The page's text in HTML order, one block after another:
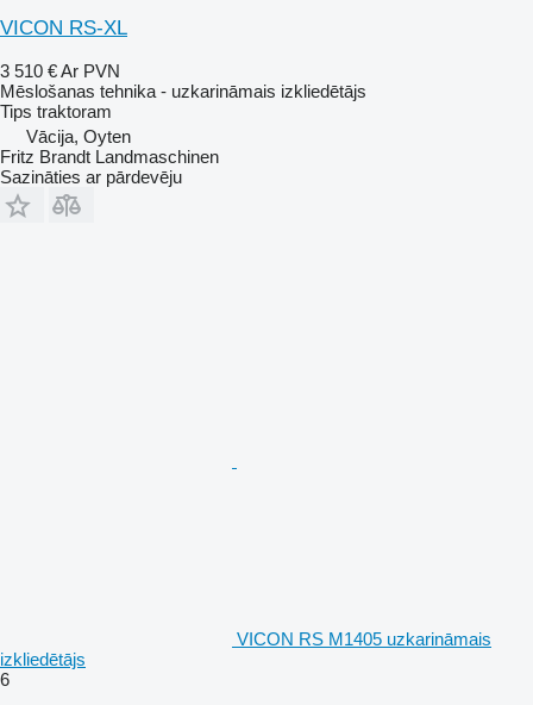
VICON RS-XL
3 510 €Ar PVN
Mēslošanas tehnika - uzkarināmais izkliedētājs
Tips traktoram
Vācija, Oyten
Fritz Brandt Landmaschinen
Sazināties ar pārdevēju
VICON RS M1405 uzkarināmais
izkliedētājs
6